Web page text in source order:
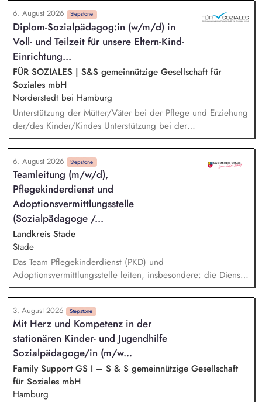
6. August 2026 Stepstone
Diplom-Sozialpädagog:in (w/m/d) in
Voll- und Teilzeit für unsere Eltern-Kind-
Einrichtung...
FÜR SOZIALES | S&S gemeinnützige Gesellschaft für
Soziales mbH
Norderstedt bei Hamburg
Unterstützung der Mütter/Väter bei der Pflege und Erziehung
der/des Kinder/Kindes Unterstützung bei der
Beziehungsentwicklung und der persönlichen Rollenfindung
der Eltern Zusammenarbeit mit und Begleitung zu Ärzten und
Behörden Die Mütter und Väter lebensnah und
alltagsorientiert auf ein selbstständiges Leben vorzubereiten
Beratung in Einzelgesprächen und Hilfeplanung in Fragen
der beruflichen, schulischen sowie allgemeinen
Lebensplanung Planung und Umsetzung tagesstrukturierender
Angebote
6. August 2026 Stepstone
Teamleitung (m/w/d),
Pflegekinderdienst und
Adoptionsvermittlungsstelle
(Sozialpädagoge /...
Landkreis Stade
Stade
Das Team Pflegekinderdienst (PKD) und
Adoptionsvermittlungsstelle leiten, insbesondere: die Dienst-
und Fachaufsicht gegenüber Mitarbeitenden wahrnehmen,
Verantwortung im Bereich des Fach- und Finanzcontrollings
übernehmen, bei der Erstellung von Qualitätsstandards für
die Aufgabenwahrnehmung mitwirken, fachliche Impulse für
das Team herausarbeiten und weitervermitteln, in Einzelfällen
fachliche Unterstützung im Team leisten und den PKD vor
dem Familiengericht vertreten, einheitliche Verfahrensabläufe
und Leistungsgewährung und -erbringung sicherstellen.
3. August 2026 Stepstone
Mit Herz und Kompetenz in der
stationären Kinder- und Jugendhilfe
Sozialpädagoge/in (m/w...
Family Support GS I – S & S gemeinnützige Gesellschaft
für Soziales mbH
Hamburg